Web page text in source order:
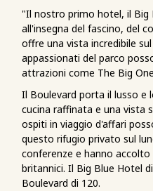
"Il nostro primo hotel, il
all'insegna del fascino, del
offre una vista incredibile
appassionati del parco
attrazioni come The Big
Il Boulevard porta il lusso e
cucina raffinata e una vista
ospiti in viaggio d'affari
questo rifugio privato sul
conferenze e hanno
britannici. Il Big Blue Hotel
Boulevard di 120.